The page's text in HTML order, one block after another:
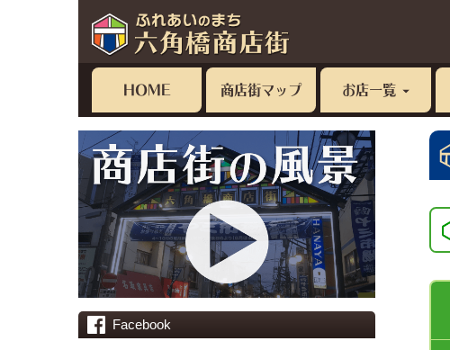
HOME 商店街マップ お店一覧
Facebook